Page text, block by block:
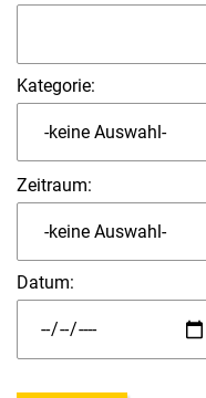
Kategorie:
Zeitraum:
Datum: